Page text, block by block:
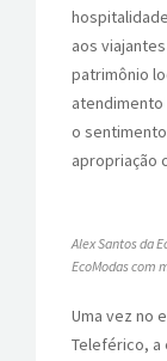
aos
patrimônio
o
apropriação
Alex Santos da
EcoModas com
Uma vez no
Teleférico, a